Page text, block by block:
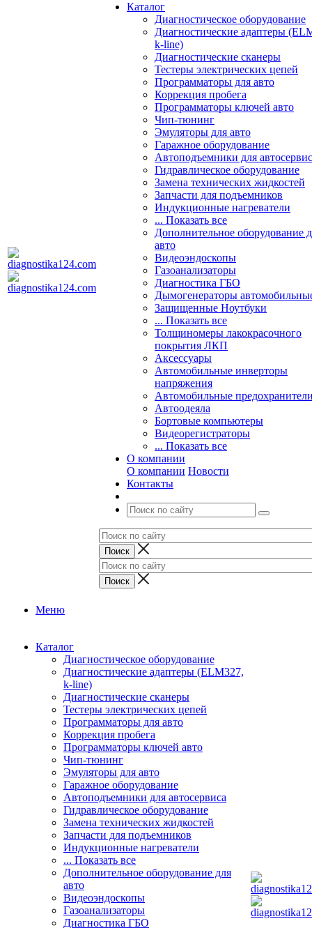
Каталог
Диагностическое оборудование
Диагностические адаптеры
k-line)
Диагностические сканеры
Тестеры электрических цепей
Программаторы для авто
Коррекция пробега
Программаторы ключей авто
Чип-тюнинг
Эмуляторы для авто
Гаражное оборудование
Автоподъемники для
Гидравлическое оборудование
Замена технических жидкостей
Запчасти для подъемников
Индукционные нагреватели
... Показать все
Дополнительное оборудование
авто
Видеоэндоскопы
Газоанализаторы
Диагностика ГБО
Дымогенераторы
Защищенные Ноутбуки
... Показать все
Толщиномеры лакокрасочного
покрытия ЛКП
Аксессуары
Автомобильные инверторы
напряжения
Автомобильные
Автоодеяла
Бортовые компьютеры
Видеорегистраторы
... Показать все
О компании
О компании Новости
Контакты
Меню
Каталог
Диагностическое оборудование
Диагностические адаптеры (ELM327,
k-line)
Диагностические сканеры
Тестеры электрических цепей
Программаторы для авто
Коррекция пробега
Программаторы ключей авто
Чип-тюнинг
Эмуляторы для авто
Гаражное оборудование
Автоподъемники для автосервиса
Гидравлическое оборудование
Замена технических жидкостей
Запчасти для подъемников
Индукционные нагреватели
... Показать все
Дополнительное оборудование для
авто
Видеоэндоскопы
Газоанализаторы
Диагностика ГБО